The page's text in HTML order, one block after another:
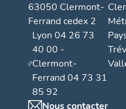
63050 Clermont-
Ferrand cedex 2
Lyon 04 26 73
40 00 -
Clermont-
Ferrand 04 73 31
85 92
Nous contacter